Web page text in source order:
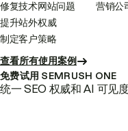
修复技术网站问题
提升站外权威
制定客户策略
查看所有使用案例
营销公
免费试用 SEMRUSH ONE
统一 SEO 权威和 AI 可见